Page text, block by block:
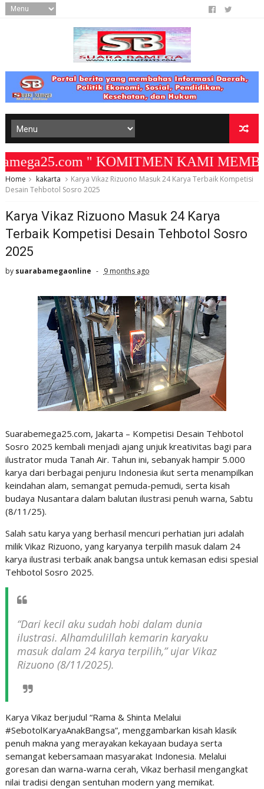
" KOMITMEN KAMI
Home kakarta
Karya Vikaz Rizuono Masuk 24 Karya Terbaik Kompetisi
Desain Tehbotol Sosro 2025
Karya Vikaz Rizuono Masuk 24 Karya
Terbaik Kompetisi Desain Tehbotol Sosro
2025
by suarabamegaonline 9 months ago
Suarabemega25.com, Jakarta – Kompetisi Desain Tehbotol
Sosro 2025 kembali menjadi ajang unjuk kreativitas bagi para
ilustrator muda Tanah Air. Tahun ini, sebanyak hampir 5.000
karya dari berbagai penjuru Indonesia ikut serta menampilkan
keindahan alam, semangat pemuda-pemudi, serta kisah
budaya Nusantara dalam balutan ilustrasi penuh warna, Sabtu
(8/11/25).
Salah satu karya yang berhasil mencuri perhatian juri adalah
milik Vikaz Rizuono, yang karyanya terpilih masuk dalam 24
karya ilustrasi terbaik anak bangsa untuk kemasan edisi spesial
Tehbotol Sosro 2025.
“Dari kecil aku sudah hobi dalam dunia
ilustrasi. Alhamdulillah kemarin karyaku
masuk dalam 24 karya terpilih,” ujar Vikaz
Rizuono (8/11/2025).
Karya Vikaz berjudul “Rama & Shinta Melalui
#SebotolKaryaAnakBangsa”, menggambarkan kisah klasik
penuh makna yang merayakan kekayaan budaya serta
semangat kebersamaan masyarakat Indonesia. Melalui
goresan dan warna-warna cerah, Vikaz berhasil mengangkat
nilai tradisi dengan sentuhan modern yang memikat.